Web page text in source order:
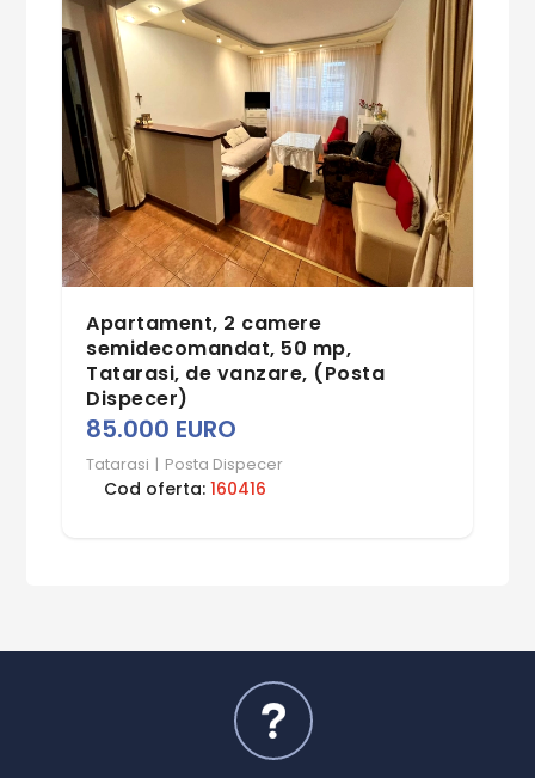
Apartament, 2 camere
semidecomandat, 50 mp,
Tatarasi, de vanzare, (Posta
Dispecer)
85.000 EURO
Tatarasi | Posta Dispecer
Cod oferta:160416